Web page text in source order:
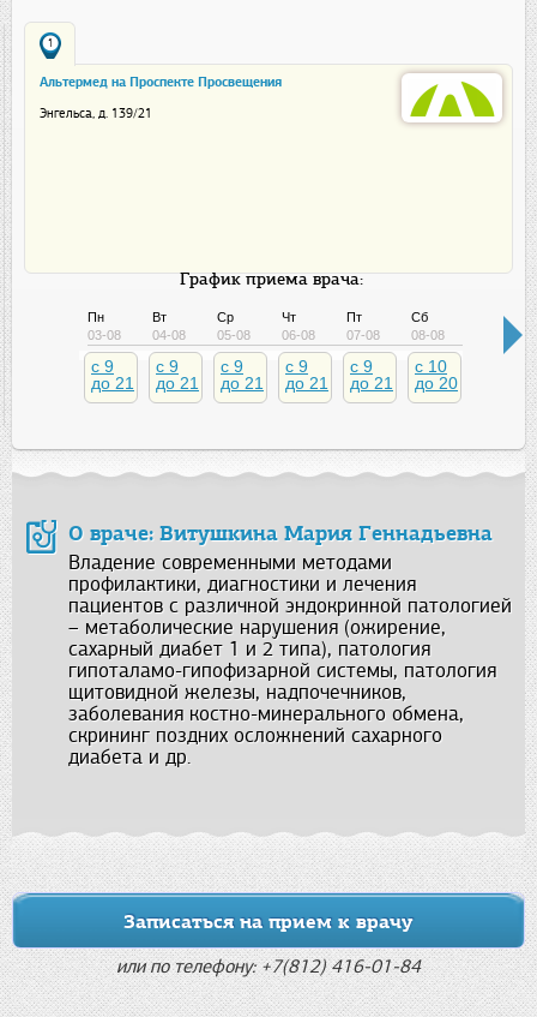
1
Альтермед на Проспекте Просвещения
Энгельса, д. 139/21
График приема врача:
Пн
03-08
c 9
до 21
Вт
04-08
c 9
до 21
Ср
05-08
c 9
до 21
Чт
06-08
c 9
до 21
Пт
07-08
c 9
до 21
Сб
08-08
c 10
до 20
О враче: Витушкина Мария Геннадьевна
Владение современными методами
профилактики, диагностики и лечения
пациентов с различной эндокринной патологией
– метаболические нарушения (ожирение,
сахарный диабет 1 и 2 типа), патология
гипоталамо-гипофизарной системы, патология
щитовидной железы, надпочечников,
заболевания костно-минерального обмена,
скрининг поздних осложнений сахарного
диабета и др.
Записаться на прием к врачу
или по телефону: +7(812) 416-01-84